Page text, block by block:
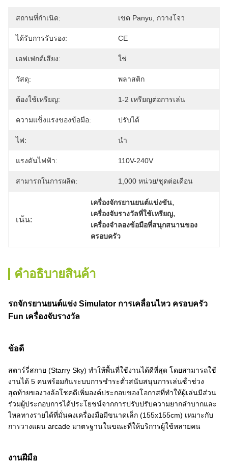
สถานที่กำเนิด: เขต Panyu, กวางโจว
ได้รับการรับรอง: CE
เอฟเฟกต์เสียง: ใช่
วัสดุ: พลาสติก
ต้องใช้เหรียญ: 1-2 เหรียญต่อการเล่น
ความแข็งแรงของข้อมือ: ปรับได้
ไฟ: นำ
แรงดันไฟฟ้า: 110V-240V
สามารถในการผลิต: 1,000 หน่วย/ชุดต่อเดือน
เน้น:
เครื่องจักรยานยนต์แข่งขัน,
เครื่องจับรางวัลที่ใช้เหรียญ,
เครื่องจําลองข้อมือที่สนุกสนานของ
ครอบครัว
คําอธิบายสินค้า
รถจักรยานยนต์แข่ง Simulator การเคลื่อนไหว ครอบครัว
Fun เครื่องจับรางวัล
ข้อดี
สตาร์รี่สกาย (Starry Sky) ทําให้พื้นที่ใช้งานได้ดีที่สุด โดยสามารถใช้
งานได้ 5 คนพร้อมกันระบบการชําระตั๋วสนับสนุนการเล่นซ้ําช่วง
สุดท้ายของวงล้อโชคดีเพิ่มองค์ประกอบของโอกาสที่ทําให้ผู้เล่นมีส่วน
ร่วมผู้ประกอบการได้ประโยชน์จากการปรับปรับความยากลําบากและ
ไหลทางรายได้ที่มั่นคงเครื่องมือมีขนาดเล็ก (155x155cm) เหมาะกับ
การวางแผน arcade มาตรฐานในขณะที่ให้บริการผู้ใช้หลายคน
งานฝีมือ